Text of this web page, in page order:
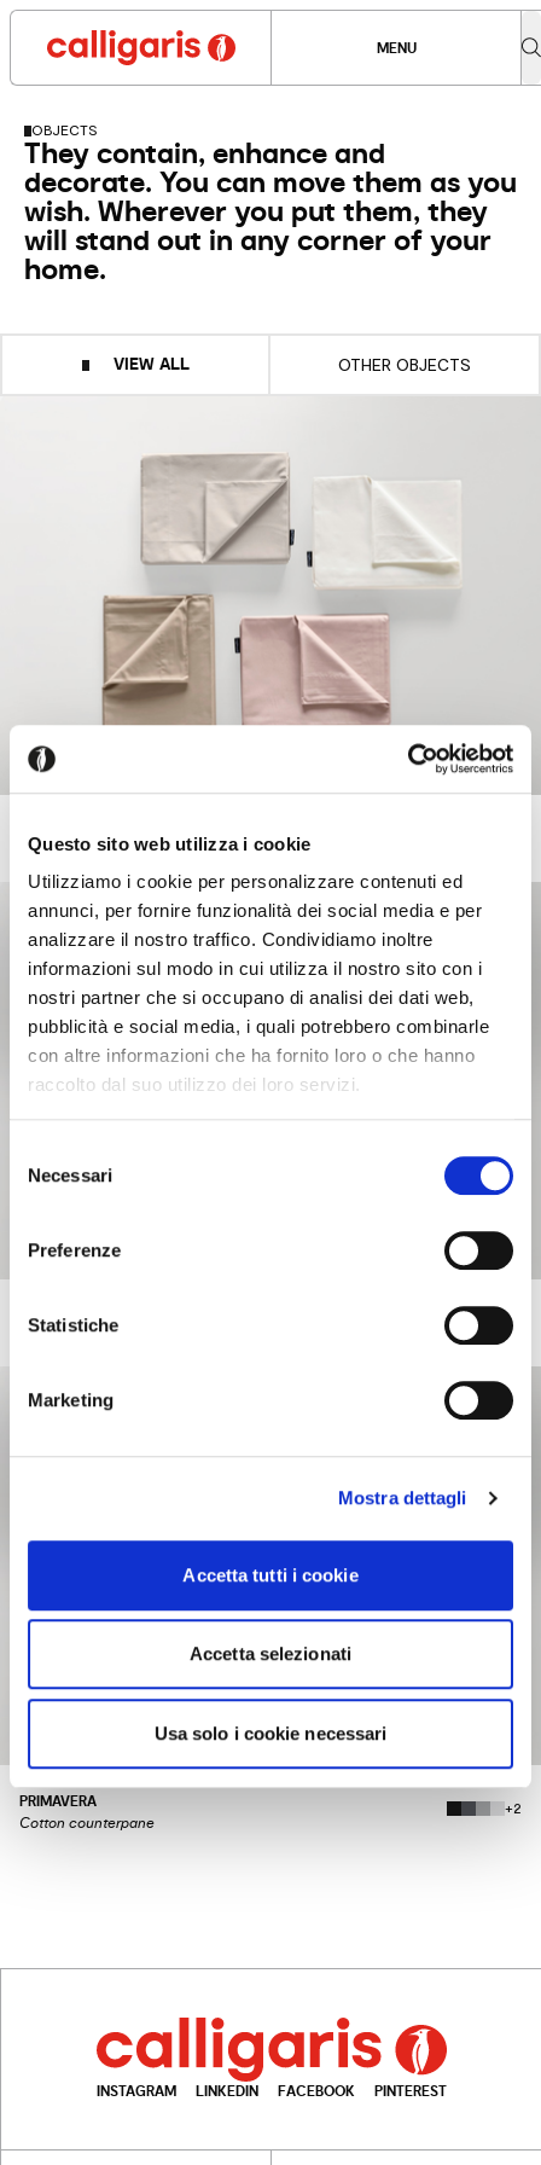
Questo sito web utilizza i cookie
Utilizziamo i cookie per personalizzare contenuti ed
annunci, per fornire funzionalità dei social media e per
analizzare il nostro traffico. Condividiamo inoltre
informazioni sul modo in cui utilizza il nostro sito con i
nostri partner che si occupano di analisi dei dati web,
pubblicità e social media, i quali potrebbero combinarle
con altre informazioni che ha fornito loro o che hanno
raccolto dal suo utilizzo dei loro servizi.
delNecessari
Preferenze
Statistiche
Marketing
Mostra dettagli
Accetta tutti i cookie
Accetta selezionati
Usa solo i cookie necessari
MENU
OBJECTS
They contain, enhance and
decorate. You can move them as you
wish. Wherever you put them, they
will stand out in any corner of your
home.
VIEW ALL OTHER OBJECTS
Set of summer sheets
INVERNO
Set of sheets and duvet cover
+2
PRIMAVERA
Cotton counterpane
+2
INSTAGRAM LINKEDIN FACEBOOK PINTEREST